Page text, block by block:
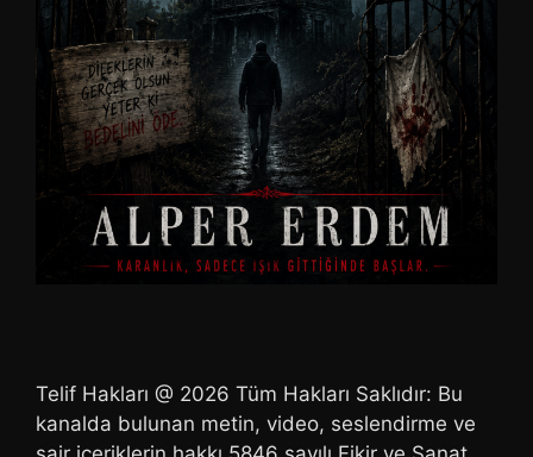
Telif Hakları @ 2026 Tüm Hakları Saklıdır: Bu
kanalda bulunan metin, video, seslendirme ve